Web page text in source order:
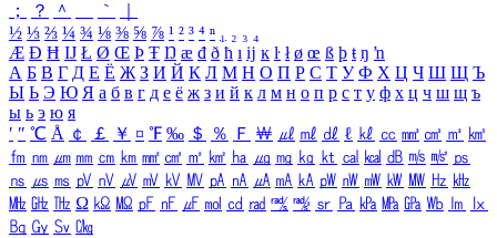
；
？ ＾ ｀
½ ⅓ ⅔ ¼ ¾ ⅛ ⅜ ⅝ ⅞ ¹ ² ³ ⁴ ⁿ ₁ ₂ ₃ ₄
Æ Ð Ħ Ĳ Ł Ø Œ Þ Ŧ Ŋ æ đ ð ħ ı ĳ ĸ ŀ ł ø œ ß þ ŧ ŋ ŉ
А Б В Г Д Е Ё Ж З И Й К Л М Н О П Р С Т У Ф Х Ц Ч Ш Щ Ъ
Ы Ь Э Ю Я а б в г д е ё ж з и й к л м н о п р с т у ф х ц ч ш щ ъ
ы ь э ю я
′ ″ ℃ Å ￠ ￡ ￥ ¤ ℉ ‰ ＄ ％ Ｆ ￦ ㎕ ㎖ ㎗ ℓ ㎘ ㏄ ㎣ ㎤ ㎥ ㎦
㎙ ㎚ ㎛ ㎜ ㎝ ㎞ ㎟ ㎠ ㎡ ㎢ ㏊ ㎍ ㎎ ㎏ ㏏ ㎈ ㎉ ㏈ ㎧ ㎨ ㎰
㎱ ㎲ ㎳ ㎴ ㎵ ㎶ ㎷ ㎸ ㎹ ㎀ ㎁ ㎂ ㎃ ㎄ ㎺ ㎻ ㎽ ㎾ ㎿ ㎐ ㎑
㎒ ㎓ ㎔ Ω ㏀ ㏁ ㎊ ㎋ ㎌ ㏖ ㏅ ㎭ ㎮ ㎯ ㏛ ㎩ ㎪ ㎫ ㎬ ㏝ ㏐
㏓
㏃ ㏉ ㏜ ㏆